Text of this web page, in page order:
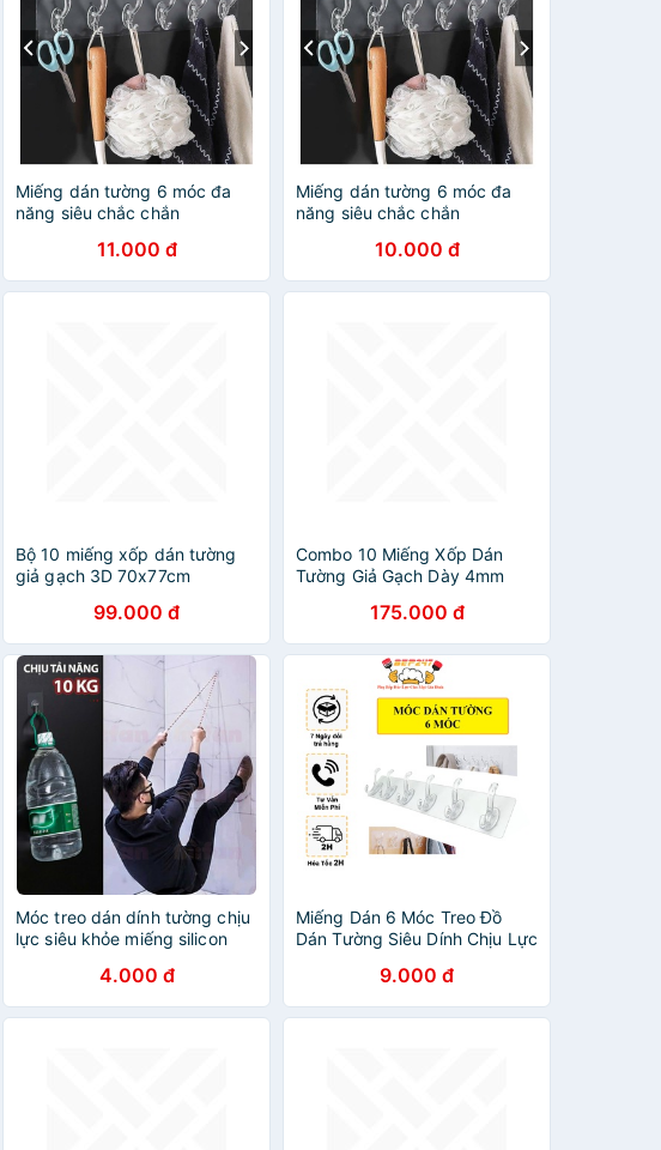
Miếng dán tường 6 móc đa
năng siêu chắc chắn
11.000 đ
Miếng dán tường 6 móc đa
năng siêu chắc chắn
10.000 đ
Bộ 10 miếng xốp dán tường
giả gạch 3D 70x77cm
99.000 đ
Combo 10 Miếng Xốp Dán
Tường Giả Gạch Dày 4mm
175.000 đ
Móc treo dán dính tường chịu
lực siêu khỏe miếng silicon
4.000 đ
Miếng Dán 6 Móc Treo Đồ
Dán Tường Siêu Dính Chịu Lực
9.000 đ